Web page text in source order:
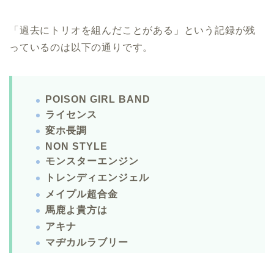
「過去にトリオを組んだことがある」という記録が残
っているのは以下の通りです。
POISON GIRL BAND
ライセンス
変ホ長調
NON STYLE
モンスターエンジン
トレンディエンジェル
メイプル超合金
馬鹿よ貴方は
アキナ
マヂカルラブリー